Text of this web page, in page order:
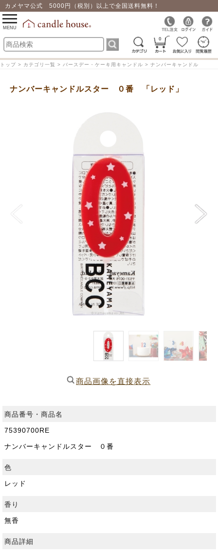
カメヤマ公式 5000円（税別）以上で全国送料無料！
0
toggle
navigation
MENU
トップ > カテゴリ一覧 > バースデー・ケーキ用キャンドル > ナンバーキャンドル
ナンバーキャンドルスター ０番 「レッド」
商品画像を直接表示
商品番号・商品名
75390700RE
ナンバーキャンドルスター ０番
色
レッド
香り
無香
商品詳細